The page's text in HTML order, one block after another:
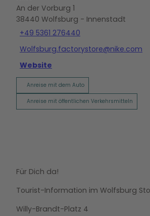
An der Vorburg 1
38440 Wolfsburg - Innenstadt
+49 5361 276440
Wolfsburg.factorystore@nike.com
Website
Anreise mit dem Auto
Anreise mit öffentlichen Verkehrsmitteln
Für Dich da!
Tourist-Information im Wolfsburg
Willy-Brandt-Platz 4